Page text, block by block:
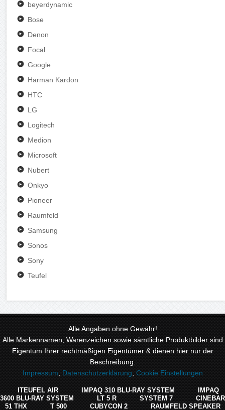
beyerdynamic
Bose
Denon
Focal
Google
Harman Kardon
HTC
LG
Logitech
Medion
Microsoft
Nubert
Onkyo
Pioneer
Raumfeld
Samsung
Sonos
Sony
Teufel
Alle Angaben ohne Gewähr!
Alle Markennamen, Warenzeichen sowie sämtliche Produktbilder sind
Eigentum Ihrer rechtmäßigen Eigentümer & dienen hier nur der
Beschreibung.
Impressum, Datenschutzerklärung, Cookie Einstellungen
ITEUFEL AIR IMPAQ 310 BLU-RAY SYSTEM
IMPAQ
3600 BLU-RAY SYSTEM
LT 5 R SYSTEM 7
CINEBAR
51 THX
T 500 CUBYCON 2 RAUMFELD SPEAKER